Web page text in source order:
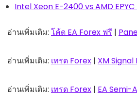
Intel Xeon E-2400 vs AMD
อ่านเพิ่มเติม: โค้ด EA Forex ฟรี |
อ่านเพิ่มเติม: เทรด Forex | XM Signal
อ่านเพิ่มเติม: เทรด Forex | EA Semi-